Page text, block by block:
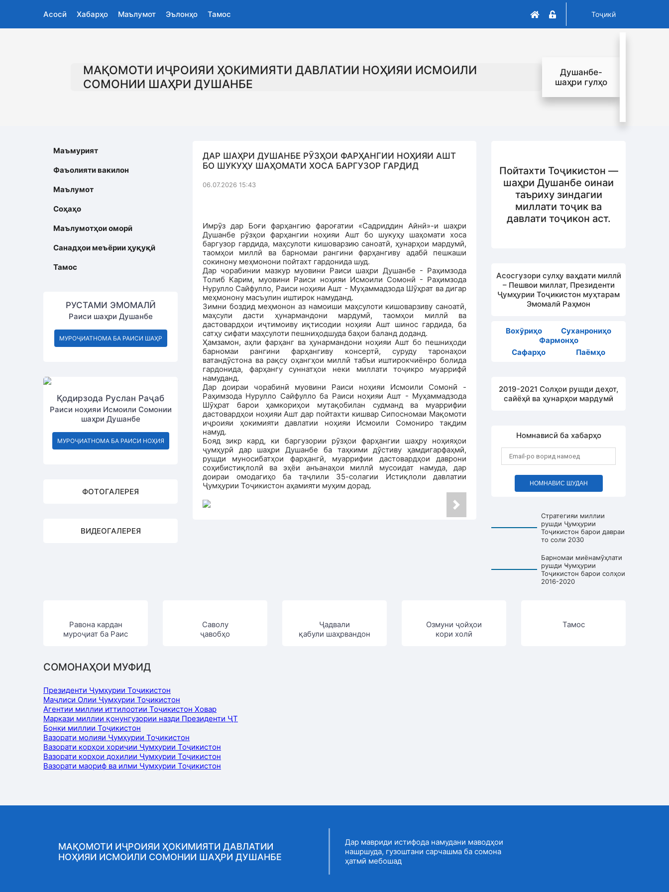
Асосӣ Хабарҳо Маълумот Эълонҳо Тамос Тоҷикӣ
МАҚОМОТИ ИҶРОИЯИ ҲОКИМИЯТИ ДАВЛАТИИ НОҲИЯИ ИСМОИЛИ
СОМОНИИ ШАҲРИ ДУШАНБЕ
Душанбе-
шаҳри гулҳо
Маъмурият
Фаъолияти вакилон
Маълумот
Соҳаҳо
Маълумотҳои оморӣ
Санадҳои меъёрии ҳуқуқӣ
Тамос
РУСТАМИ ЭМОМАЛӢ
Раиси шаҳри Душанбе
МУРОҶИАТНОМА БА РАИСИ ШАҲР
Қодирзода Руслан Раҷаб
Раиси ноҳияи Исмоили Сомонии
шаҳри Душанбе
МУРОҶИАТНОМА БА РАИСИ НОҲИЯ
ФОТОГАЛЕРЕЯ
ВИДЕОГАЛЕРЕЯ
ДАР ШАҲРИ ДУШАНБЕ РӮЗҲОИ ФАРҲАНГИИ НОҲИЯИ АШТ
БО ШУКУҲУ ШАҲОМАТИ ХОСА БАРГУЗОР ГАРДИД
06.07.2026 15:43
Имрӯз дар Боғи фарҳангию фароғатии «Садриддин Айнӣ»-и шаҳри
Душанбе рӯзҳои фарҳангии ноҳияи Ашт бо шукуҳу шаҳомати хоса
баргузор гардида, маҳсулоти кишоварзию саноатӣ, ҳунарҳои мардумӣ,
таомҳои миллӣ ва барномаи рангини фарҳангиву адабӣ пешкаши
сокинону меҳмонони пойтахт гардонида шуд.
Дар чорабинии мазкур муовини Раиси шаҳри Душанбе - Раҳимзода
Толиб Карим, муовини Раиси ноҳияи Исмоили Сомонӣ - Раҳимзода
Нурулло Сайфулло, Раиси ноҳияи Ашт - Муҳаммадзода Шӯҳрат ва дигар
меҳмонону масъулин иштирок намуданд.
Зимни боздид меҳмонон аз намоиши маҳсулоти кишоварзиву саноатӣ,
маҳсули дасти ҳунармандони мардумӣ, таомҳои миллӣ ва
дастовардҳои иҷтимоиву иқтисодии ноҳияи Ашт шинос гардида, ба
сатҳу сифати маҳсулоти пешниҳодшуда баҳои баланд доданд.
Ҳамзамон, аҳли фарҳанг ва ҳунармандони ноҳияи Ашт бо пешниҳоди
барномаи рангини фарҳангиву консертӣ, суруду таронаҳои
ватандӯстона ва рақсу оҳангҳои миллӣ табъи иштирокчиёнро болида
гардонида, фарҳангу суннатҳои неки миллати тоҷикро муаррифӣ
намуданд.
Дар доираи чорабинӣ муовини Раиси ноҳияи Исмоили Сомонӣ -
Раҳимзода Нурулло Сайфулло ба Раиси ноҳияи Ашт - Муҳаммадзода
Шӯҳрат барои ҳамкориҳои мутақобилан судманд ва муаррифии
дастовардҳои ноҳияи Ашт дар пойтахти кишвар Сипосномаи Мақомоти
иҷроияи ҳокимияти давлатии ноҳияи Исмоили Сомониро тақдим
намуд.
Бояд зикр кард, ки баргузории рӯзҳои фарҳангии шаҳру ноҳияҳои
ҷумҳурӣ дар шаҳри Душанбе ба таҳкими дӯстиву ҳамдигарфаҳмӣ,
рушди муносибатҳои фарҳангӣ, муаррифии дастовардҳои даврони
соҳибистиқлолӣ ва эҳёи анъанаҳои миллӣ мусоидат намуда, дар
доираи омодагиҳо ба таҷлили 35-солагии Истиқлоли давлатии
Ҷумҳурии Тоҷикистон аҳамияти муҳим дорад.
Пойтахти Тоҷикистон —
шаҳри Душанбе оинаи
таъриху зиндагии
миллати тоҷик ва
давлати тоҷикон аст.
Асосгузори сулҳу ваҳдати миллӣ
– Пешвои миллат, Президенти
Ҷумҳурии Тоҷикистон муҳтарам
Эмомалӣ Раҳмон
Вохӯриҳо
Суханрониҳо
Фармонҳо
Сафарҳо
Паёмҳо
2019-2021 Солҳои рушди деҳот,
сайёҳӣ ва ҳунарҳои мардумӣ
Номнависӣ ба хабарҳо
НОМНАВИС ШУДАН
Стратегияи миллии
рушди Ҷумҳурии
Тоҷикистон барои давраи
то соли 2030
Барномаи миёнамӯҳлати
рушди Ҹумҳурии
Тоҷикистон барои солҳои
2016-2020
Равона кардан
муроҷиат ба Раис
Саволу
ҷавобҳо
Ҷадвали
қабули шаҳрвандон
Озмуни ҷойҳои
кори холӣ
Тамос
СОМОНАҲОИ МУФИД
Президенти Ҷумҳурии Тоҷикистон
Маҷлиси Олии Ҷумҳурии Тоҷикистон
Агентии миллии иттилоотии Тоҷикистон Ховар
Маркази миллии қонунгузории назди Президенти ҶТ
Бонки миллии Тоҷикистон
Вазорати молияи Ҷумҳурии Тоҷикистон
Вазорати корҳои хориҷии Ҷумҳурии Тоҷикистон
Вазорати корҳои дохилии Ҷумҳурии Тоҷикистон
Вазорати маориф ва илми Ҷумҳурии Тоҷикистон
МАҚОМОТИ ИҶРОИЯИ ҲОКИМИЯТИ ДАВЛАТИИ
НОҲИЯИ ИСМОИЛИ СОМОНИИ ШАҲРИ ДУШАНБЕ
Дар мавриди истифода намудани маводҳои
нашршуда, гузоштани сарчашма ба сомона
ҳатмӣ мебошад